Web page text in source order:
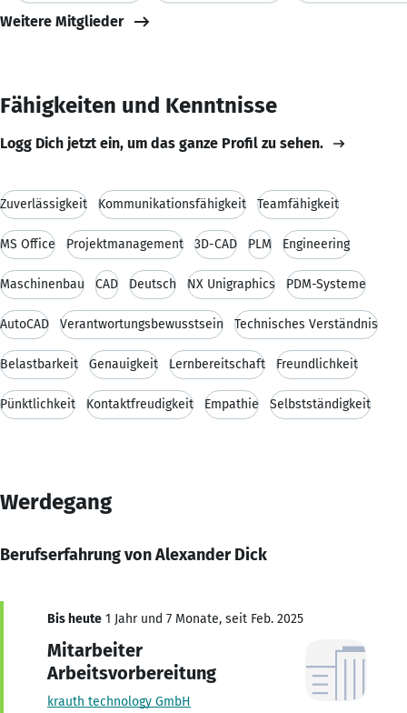
Weitere Mitglieder
Fähigkeiten und Kenntnisse
Logg Dich jetzt ein, um das ganze Profil zu sehen.
Zuverlässigkeit Kommunikationsfähigkeit Teamfähigkeit
MS Office Projektmanagement 3D-CAD PLM Engineering
Maschinenbau CAD Deutsch NX Unigraphics PDM-Systeme
AutoCAD Verantwortungsbewusstsein Technisches Verständnis
Belastbarkeit Genauigkeit Lernbereitschaft Freundlichkeit
Pünktlichkeit Kontaktfreudigkeit Empathie Selbstständigkeit
Werdegang
Berufserfahrung von Alexander Dick
Bis heute 1 Jahr und 7 Monate, seit Feb. 2025
Mitarbeiter
Arbeitsvorbereitung
krauth technology GmbH